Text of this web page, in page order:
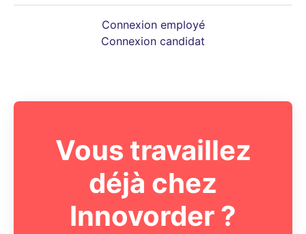
Connexion employé
Connexion candidat
Vous travaillez
déjà chez
Innovorder ?